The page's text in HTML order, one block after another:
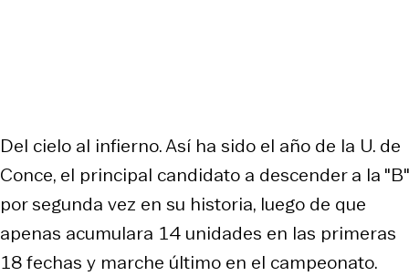
Del cielo al infierno. Así ha sido el año de la U. de
Conce, el principal candidato a descender a la "B"
por segunda vez en su historia, luego de que
apenas acumulara 14 unidades en las primeras
18 fechas y marche último en el campeonato.